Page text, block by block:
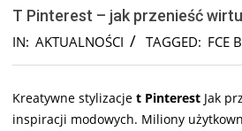
T Pinterest – jak przenieść
IN: AKTUALNOŚCI TAGGED: FCE
Kreatywne stylizacje t Pinterest Jak
inspiracji modowych. Miliony